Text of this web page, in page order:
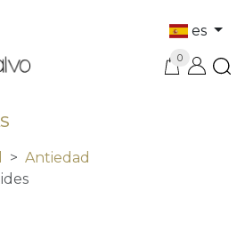
es
0
Antiedad